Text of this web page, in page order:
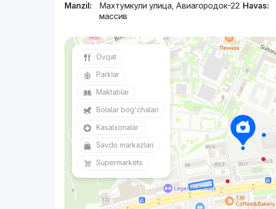
Manzil:
Махтумкули улица, Авиагородок-22
массив
Havas:
Ovqat
Parklar
Maktablar
Bolalar bog'chalari
Kasalxonalar
Savdo markazlari
Supermarkets